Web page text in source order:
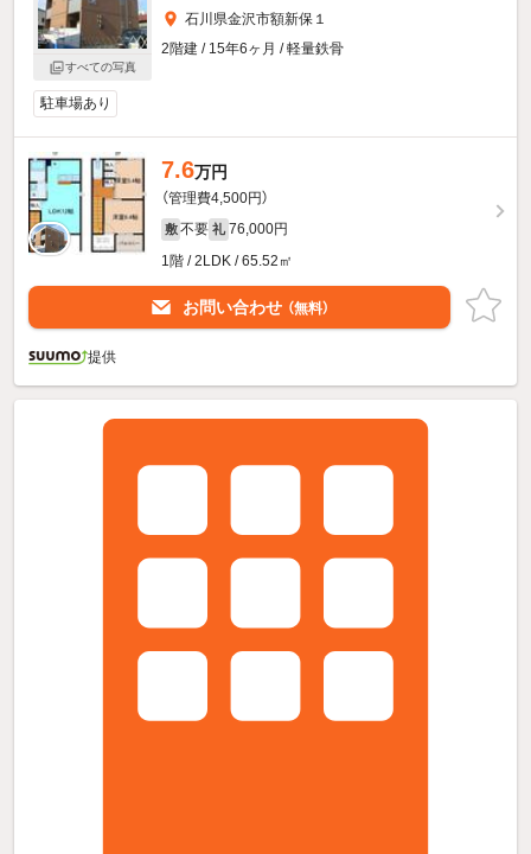
すべての写真
石川県金沢市額新保１
2階建 / 15年6ヶ月 / 軽量鉄骨
駐車場あり
7.6万円
（管理費4,500円）
敷 不要 礼 76,000円
1階 / 2LDK / 65.52㎡
お問い合わせ （無料）
提供